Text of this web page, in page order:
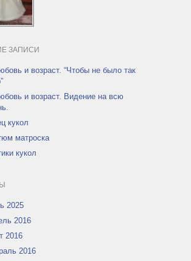
ЗАПИСИ
и возраст. “Чтобы не было так
и возраст. Видение на всю
кукол
матроска
кукол
2025
2016
2016
2016